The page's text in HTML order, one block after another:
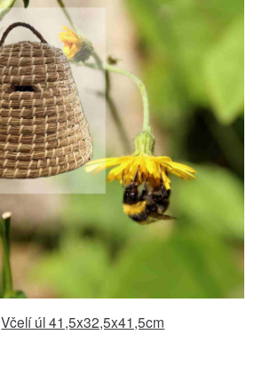
Včelí úl 41,5x32,5x41,5cm